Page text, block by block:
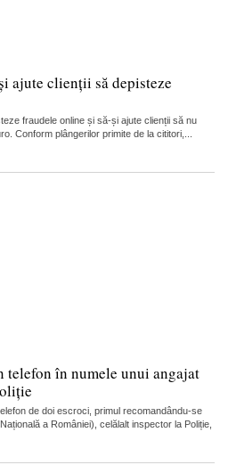
ajute clienții să depisteze
fraudele online și să-și ajute clienții să nu
Conform plângerilor primite de la cititori,...
telefon în numele unui angajat
de doi escroci, primul recomandându-se
a României), celălalt inspector la Poliție,